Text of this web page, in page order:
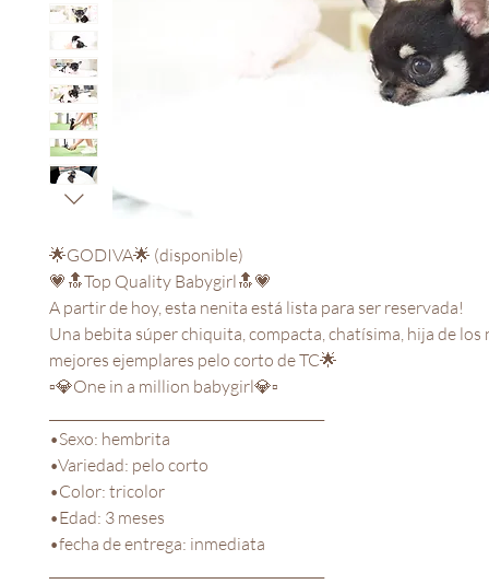
🌟GODIVA🌟 (disponible)
💗🔝Top Quality Babygirl🔝💗
A partir de hoy, esta nenita está lista para ser reservada!
Una bebita súper chiquita, compacta, chatísima, hija de los
mejores ejemplares pelo corto de TC🌟
▫️💎One in a million babygirl💎▫️
•Sexo: hembrita
•Variedad: pelo corto
•Color: tricolor
•Edad: 3 meses
•fecha de entrega: inmediata